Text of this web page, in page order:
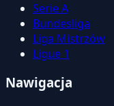
Serie A
Bundesliga
Liga Mistrzów
Ligue 1
Nawigacja